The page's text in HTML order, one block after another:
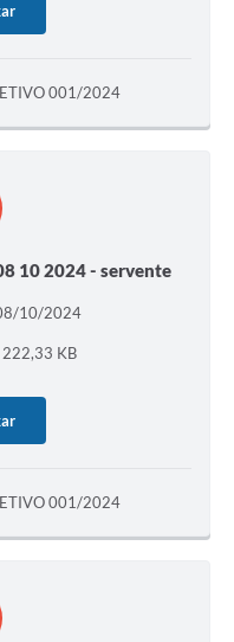
001/2024
10 2024 - servente
10/2024
222,33 KB
001/2024